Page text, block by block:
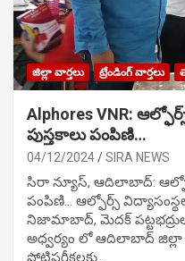
జిల్లా వార్తలు ట్రేండింగ్ వార్తలు
Alphores VNR:
పుస్తకాలు పంపిణి…
04/12/2024 SIRA NEWS
సిరా న్యూస్, ఆదిలాబాద్:
పంపిణి… ఆల్ఫోర్స్
నిజామాబాద్, మెదక్ పట్టభద్రుల
అధ్వర్యం లో ఆదిలాబాద్ జిల్లా
పోటిప‌రీక్ష‌ల‌కు…